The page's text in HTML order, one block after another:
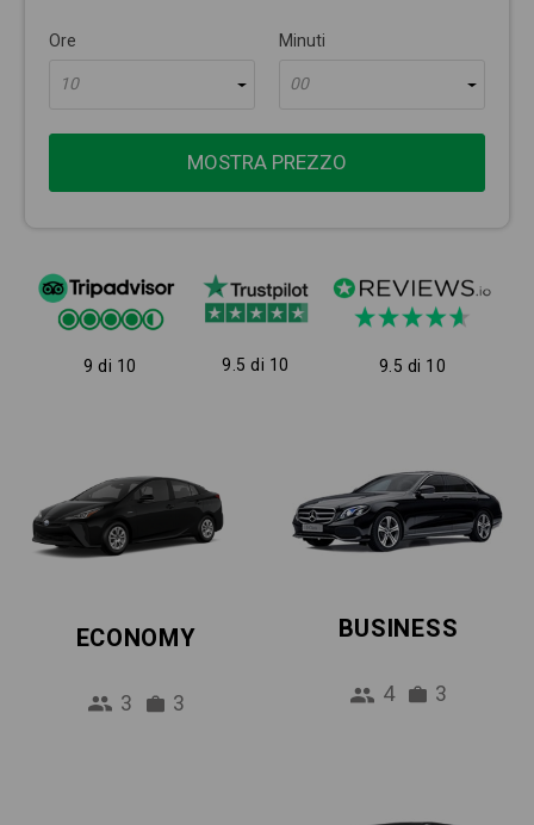
Ore
10
Minuti
00
MOSTRA PREZZO
9 di 10 9.5 di 10 9.5 di 10
ECONOMY
3 3
BUSINESS
4 3